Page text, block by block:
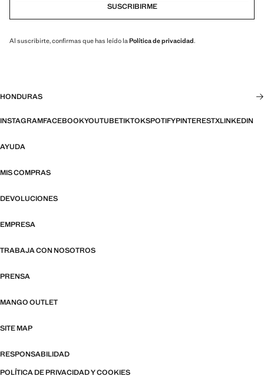
SUSCRIBIRME
Al suscribirte, confirmas que has leído la Política de privacidad.
HONDURAS
INSTAGRAMFACEBOOKYOUTUBETIKTOKSPOTIFYPINTERESTXLINKEDIN
AYUDA
MIS COMPRAS
DEVOLUCIONES
EMPRESA
TRABAJA CON NOSOTROS
PRENSA
MANGO OUTLET
SITE MAP
RESPONSABILIDAD
POLÍTICA DE PRIVACIDAD Y COOKIES